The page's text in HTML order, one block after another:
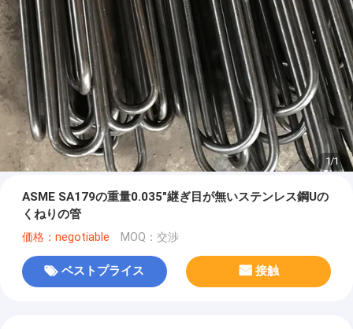
1/1
ASME SA179の重量0.035"継ぎ目が無いステンレス鋼Uの
くねりの管
価格：negotiable MOQ：交渉
ベストプライス 接触